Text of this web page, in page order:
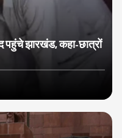
पहुंचे झारखंड, कहा-छात्रों